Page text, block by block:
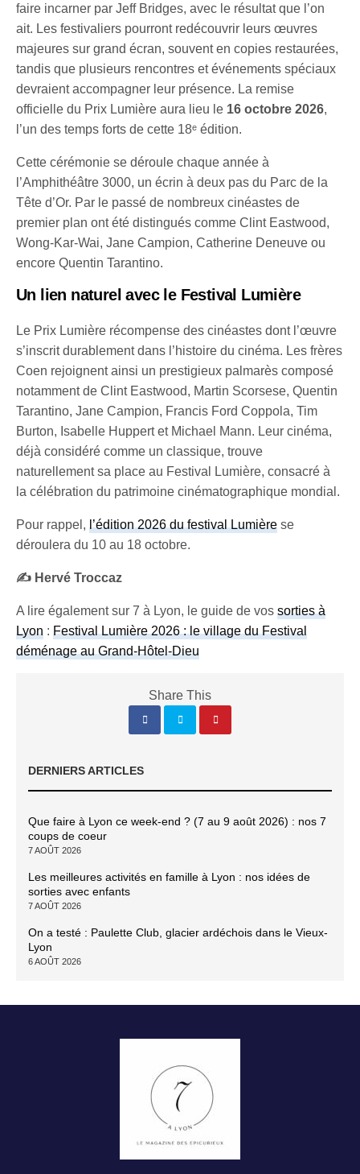
faire incarner par Jeff Bridges, avec le résultat que l’on
ait. Les festivaliers pourront redécouvrir leurs œuvres
majeures sur grand écran, souvent en copies restaurées,
tandis que plusieurs rencontres et événements spéciaux
devraient accompagner leur présence. La remise
officielle du Prix Lumière aura lieu le 16 octobre 2026,
l’un des temps forts de cette 18ᵉ édition.
Cette cérémonie se déroule chaque année à
l’Amphithéâtre 3000, un écrin à deux pas du Parc de la
Tête d’Or. Par le passé de nombreux cinéastes de
premier plan ont été distingués comme Clint Eastwood,
Wong-Kar-Wai, Jane Campion, Catherine Deneuve ou
encore Quentin Tarantino.
Un lien naturel avec le Festival Lumière
Le Prix Lumière récompense des cinéastes dont l’œuvre
s’inscrit durablement dans l’histoire du cinéma. Les frères
Coen rejoignent ainsi un prestigieux palmarès composé
notamment de Clint Eastwood, Martin Scorsese, Quentin
Tarantino, Jane Campion, Francis Ford Coppola, Tim
Burton, Isabelle Huppert et Michael Mann. Leur cinéma,
déjà considéré comme un classique, trouve
naturellement sa place au Festival Lumière, consacré à
la célébration du patrimoine cinématographique mondial.
Pour rappel,l’édition 2026 du festival Lumière se
déroulera du 10 au 18 octobre.
✍️ Hervé Troccaz
A lire également sur 7 à Lyon, le guide de vossorties à
Lyon :Festival Lumière 2026 : le village du Festival
déménage au Grand-Hôtel-Dieu
Share This
DERNIERS ARTICLES
Que faire à Lyon ce week-end ? (7 au 9 août 2026) : nos 7
coups de coeur
7 AOÛT 2026
Les meilleures activités en famille à Lyon : nos idées de
sorties avec enfants
7 AOÛT 2026
On a testé : Paulette Club, glacier ardéchois dans le Vieux-
Lyon
6 AOÛT 2026